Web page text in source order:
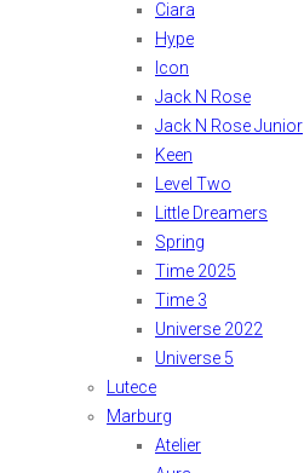
Ciara
Hype
Icon
Jack N Rose
Jack N Rose Junior
Keen
Level Two
Little Dreamers
Spring
Time 2025
Time 3
Universe 2022
Universe 5
Lutece
Marburg
Atelier